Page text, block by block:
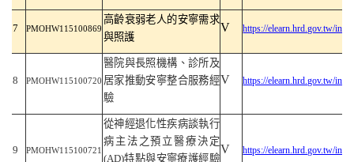
7 PMOHW115100869
高齡衰弱老人的安寧需求
與照護
V https://elearn.hrd.gov.tw/
8 PMOHW115100720
醫院與長照機構、診所及
居家推動安寧整合服務經
驗
V https://elearn.hrd.gov.tw/
9 PMOHW115100721
從神經退化性疾病談執行
病主法之預立醫療決定
(AD)特點與安寧療護經驗
V https://elearn.hrd.gov.tw/